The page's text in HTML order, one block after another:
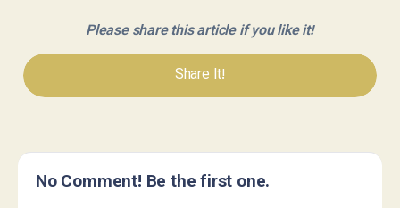
Please share this article if you like it!
Share It!
No Comment! Be the first one.